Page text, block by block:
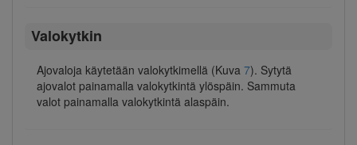
Valokytkin
Ajovaloja käytetään valokytkimellä (Kuva 7). Sytytä
ajovalot painamalla valokytkintä ylöspäin. Sammuta
valot painamalla valokytkintä alaspäin.